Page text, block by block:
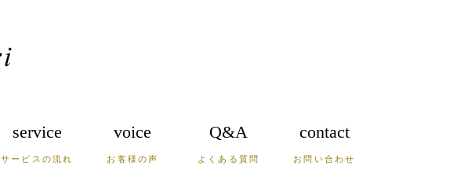
service
サービスの流れ
voice
お客様の声
Q&A
よくある質問
contact
お問い合わせ